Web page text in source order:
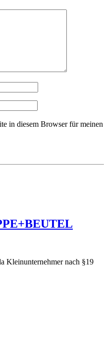
in diesem Browser für meinen
Kleinunternehmer nach §19